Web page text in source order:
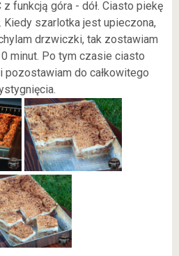
funkcją góra - dół. Ciasto piekę
Kiedy szarlotka jest upieczona,
drzwiczki, tak zostawiam
minut. Po tym czasie ciasto
pozostawiam do całkowitego